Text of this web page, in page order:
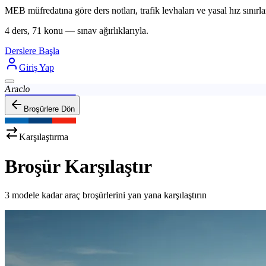
MEB müfredatına göre ders notları, trafik levhaları ve yasal hız
4 ders, 71 konu — sınav ağırlıklarıyla.
Derslere Başla
Giriş Yap
Araclo
Broşürlere Dön
Karşılaştırma
Broşür Karşılaştır
3 modele kadar araç broşürlerini yan yana karşılaştırın